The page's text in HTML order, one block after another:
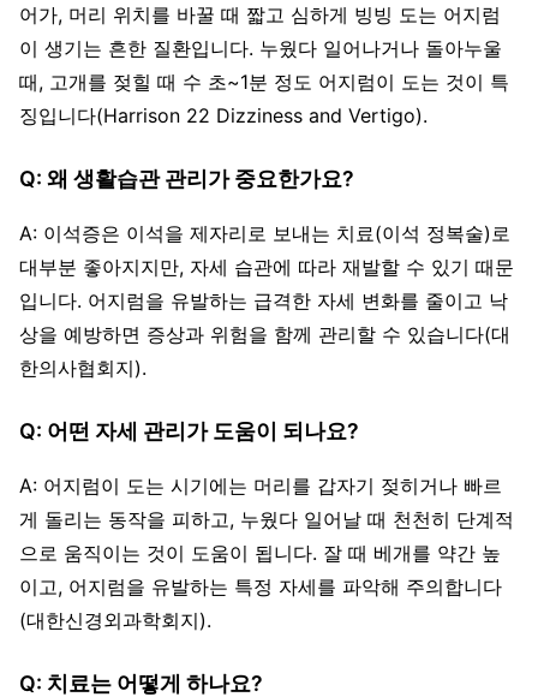
어가, 머리 위치를 바꿀 때 짧고 심하게 빙빙 도는 어지럼
이 생기는 흔한 질환입니다. 누웠다 일어나거나 돌아누울
때, 고개를 젖힐 때 수 초~1분 정도 어지럼이 도는 것이 특
징입니다(Harrison 22 Dizziness and Vertigo).
Q: 왜 생활습관 관리가 중요한가요?
A: 이석증은 이석을 제자리로 보내는 치료(이석 정복술)로
대부분 좋아지지만, 자세 습관에 따라 재발할 수 있기 때문
입니다. 어지럼을 유발하는 급격한 자세 변화를 줄이고 낙
상을 예방하면 증상과 위험을 함께 관리할 수 있습니다(대
한의사협회지).
Q: 어떤 자세 관리가 도움이 되나요?
A: 어지럼이 도는 시기에는 머리를 갑자기 젖히거나 빠르
게 돌리는 동작을 피하고, 누웠다 일어날 때 천천히 단계적
으로 움직이는 것이 도움이 됩니다. 잘 때 베개를 약간 높
이고, 어지럼을 유발하는 특정 자세를 파악해 주의합니다
(대한신경외과학회지).
Q: 치료는 어떻게 하나요?